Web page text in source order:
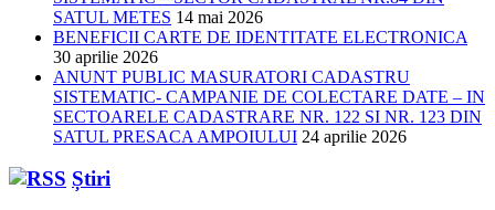
SATUL METES 14 mai 2026
BENEFICII CARTE DE IDENTITATE ELECTRONICA
30 aprilie 2026
ANUNT PUBLIC MASURATORI CADASTRU
SISTEMATIC- CAMPANIE DE COLECTARE DATE – IN
SECTOARELE CADASTRARE NR. 122 SI NR. 123 DIN
SATUL PRESACA AMPOIULUI 24 aprilie 2026
Știri